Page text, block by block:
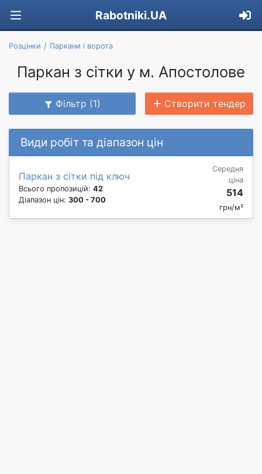
Rabotniki.UA
Розцінки Паркани і ворота
Паркан з сітки у м. Апостолове
Фільтр (1) Створити тендер
Види робіт та діапазон цін
Паркан з сітки під ключ
Всього пропозицій: 42
Діапазон цін: 300 - 700
Середня
ціна
514
грн/м²